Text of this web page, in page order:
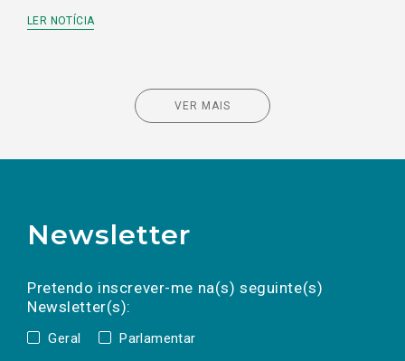
LER NOTÍCIA
VER MAIS
Newsletter
Pretendo inscrever-me na(s) seguinte(s)
Newsletter(s):
Geral Parlamentar
a(s) newsletter(s).
mail